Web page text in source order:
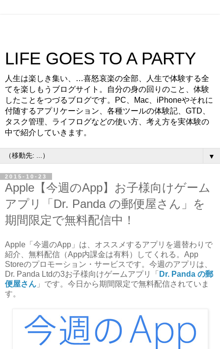
LIFE GOES TO A PARTY
人生は楽しき集い、…喜怒哀楽の全部、人生で体験する全
てを楽しもうブログサイト。自分の身の回りのこと、体験
したことをつづるブログです。PC、Mac、iPhoneやそれに
付随するアプリケーション、各種ツールの体験記、GTD、
タスク管理、ライフログなどの使い方、考え方を実体験の
中で紹介していきます。
▼
2015-10-23
Apple【今週のApp】お子様向けゲーム
アプリ「Dr. Panda の郵便屋さん」を
期間限定で無料配信中！
Apple「今週のApp」は、オススメするアプリを週替わりで
紹介、無料配信（App内課金は有料）してくれる。App
Storeのプロモーション・サービスです。今週のアプリは、
Dr. Panda Ltdの3お子様向けゲームアプリ「 Dr. Panda の郵
便屋さん 」です。今日から期間限定で無料配信されていま
す。